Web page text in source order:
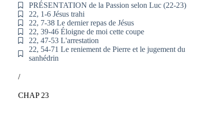
PRÉSENTATION de la Passion selon Luc (22-23)
22, 1-6 Jésus trahi
22, 7-38 Le dernier repas de Jésus
22, 39-46 Éloigne de moi cette coupe
22, 47-53 L'arrestation
22, 54-71 Le reniement de Pierre et le jugement du
sanhédrin
/
CHAP 23